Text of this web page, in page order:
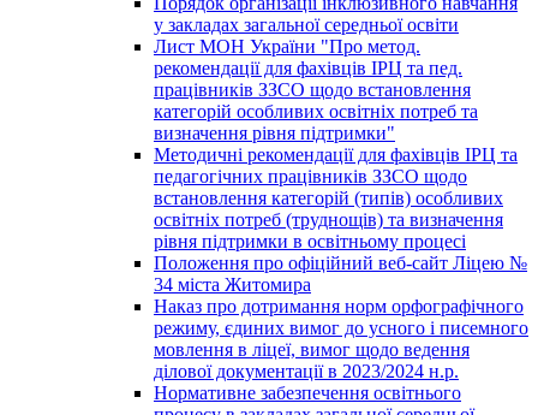
у закладах загальної середньої освіти
Лист МОН України "Про метод.
рекомендації для фахівців ІРЦ та пед.
працівників ЗЗСО щодо встановлення
категорій особливих освітніх потреб та
визначення рівня підтримки"
Методичні рекомендації для фахівців ІРЦ та
педагогічних працівників ЗЗСО щодо
встановлення категорій (типів) особливих
освітніх потреб (труднощів) та визначення
рівня підтримки в освітньому процесі
Положення про офіційний веб-сайт Ліцею №
34 міста Житомира
Наказ про дотримання норм орфографічного
режиму, єдиних вимог до усного і писемного
мовлення в ліцеї, вимог щодо ведення
ділової документації в 2023/2024 н.р.
Нормативне забезпечення освітнього